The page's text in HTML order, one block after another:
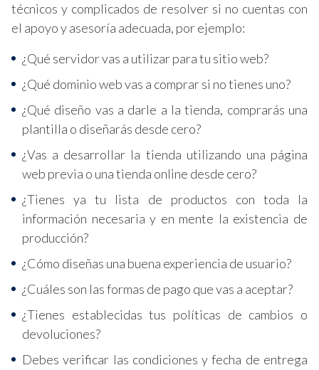
técnicos y complicados de resolver si no cuentas con
el apoyo y asesoría adecuada, por ejemplo:
¿Qué servidor vas a utilizar para tu sitio web?
¿Qué dominio web vas a comprar si no tienes uno?
¿Qué diseño vas a darle a la tienda, comprarás una
plantilla o diseñarás desde cero?
¿Vas a desarrollar la tienda utilizando una página
web previa o una tienda online desde cero?
¿Tienes ya tu lista de productos con toda la
información necesaria y en mente la existencia de
producción?
¿Cómo diseñas una buena experiencia de usuario?
¿Cuáles son las formas de pago que vas a aceptar?
¿Tienes establecidas tus políticas de cambios o
devoluciones?
Debes verificar las condiciones y fecha de entrega